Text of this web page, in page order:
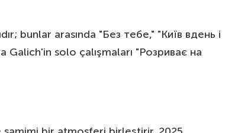
bunlar arasında "Без тебе," "Київ вдень і
solo çalışmaları "Розриває на